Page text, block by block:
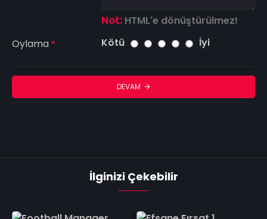
Not: HTML'e dönüştürülmez!
Oylama
Kötü İyi
DEVAM
İlginizi Çekebilir